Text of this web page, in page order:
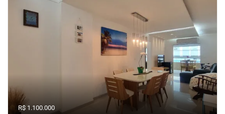
R$ 1.100.000